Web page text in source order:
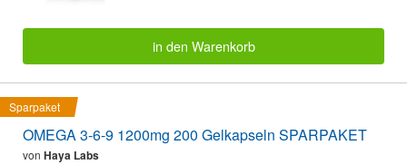
in den Warenkorb
Sparpaket
OMEGA 3-6-9 1200mg 200 Gelkapseln SPARPAKET
von Haya Labs